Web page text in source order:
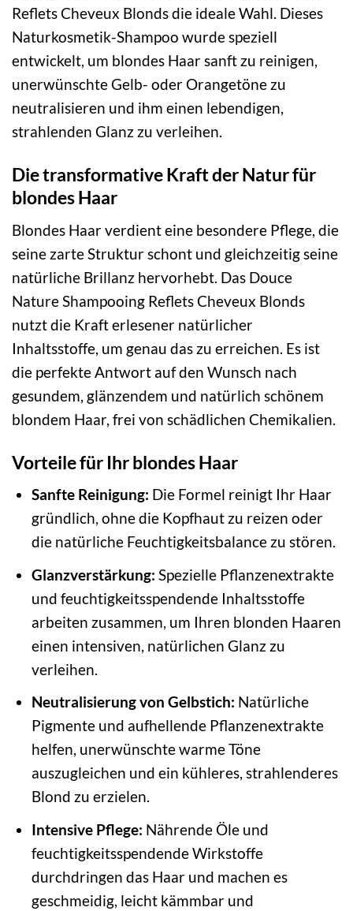
Reflets Cheveux Blonds die ideale Wahl. Dieses
Naturkosmetik-Shampoo wurde speziell
entwickelt, um blondes Haar sanft zu reinigen,
unerwünschte Gelb- oder Orangetöne zu
neutralisieren und ihm einen lebendigen,
strahlenden Glanz zu verleihen.
Die transformative Kraft der Natur für
blondes Haar
Blondes Haar verdient eine besondere Pflege, die
seine zarte Struktur schont und gleichzeitig seine
natürliche Brillanz hervorhebt. Das Douce
Nature Shampooing Reflets Cheveux Blonds
nutzt die Kraft erlesener natürlicher
Inhaltsstoffe, um genau das zu erreichen. Es ist
die perfekte Antwort auf den Wunsch nach
gesundem, glänzendem und natürlich schönem
blondem Haar, frei von schädlichen Chemikalien.
Vorteile für Ihr blondes Haar
Sanfte Reinigung: Die Formel reinigt Ihr Haar
gründlich, ohne die Kopfhaut zu reizen oder
die natürliche Feuchtigkeitsbalance zu stören.
Glanzverstärkung: Spezielle Pflanzenextrakte
und feuchtigkeitsspendende Inhaltsstoffe
arbeiten zusammen, um Ihren blonden Haaren
einen intensiven, natürlichen Glanz zu
verleihen.
Neutralisierung von Gelbstich: Natürliche
Pigmente und aufhellende Pflanzenextrakte
helfen, unerwünschte warme Töne
auszugleichen und ein kühleres, strahlenderes
Blond zu erzielen.
Intensive Pflege: Nährende Öle und
feuchtigkeitsspendende Wirkstoffe
durchdringen das Haar und machen es
geschmeidig, leicht kämmbar und